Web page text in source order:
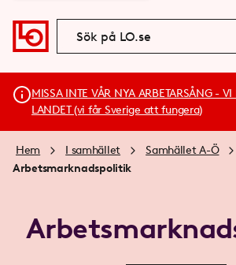
MISSA INTE VÅR NYA ARBETARSÅNG - VI
LANDET (vi får Sverige att fungera)
Hem I samhället
Samhället A-Ö
Arbets­marknads­politik